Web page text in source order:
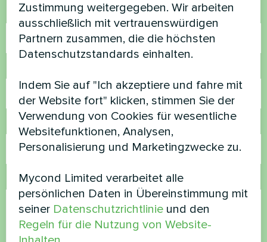
Name
E-Mail
Kommentar
Zustimmung weitergegeben. Wir arbeiten
ausschließlich mit vertrauenswürdigen
Partnern zusammen, die die höchsten
Datenschutzstandards einhalten.
Indem Sie auf "Ich akzeptiere und fahre mit
der Website fort" klicken, stimmen Sie der
Verwendung von Cookies für wesentliche
Websitefunktionen, Analysen,
Personalisierung und Marketingzwecke zu.
Mycond Limited verarbeitet alle
persönlichen Daten in Übereinstimmung mit
seiner Datenschutzrichtlinie und den
Regeln für die Nutzung von Website-